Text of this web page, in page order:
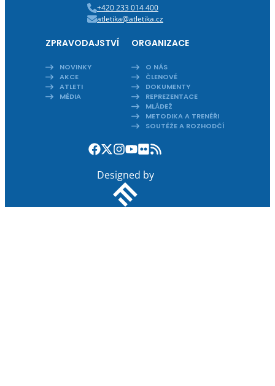
+420 233 014 400
atletika@atletika.cz
ZPRAVODAJSTVÍ
NOVINKY
AKCE
ATLETI
MÉDIA
ORGANIZACE
O NÁS
ČLENOVÉ
DOKUMENTY
REPREZENTACE
MLÁDEŽ
METODIKA A TRENÉŘI
SOUTĚŽE A ROZHODČÍ
Designed by